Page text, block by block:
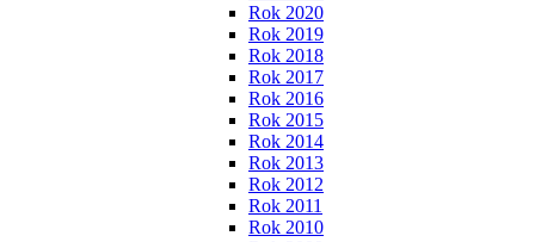
Rok 2020
Rok 2019
Rok 2018
Rok 2017
Rok 2016
Rok 2015
Rok 2014
Rok 2013
Rok 2012
Rok 2011
Rok 2010